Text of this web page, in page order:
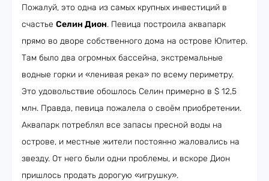
Пожалуй, это одна из самых крупных инвестиций в
счастье Селин Дион. Певица построила аквапарк
прямо во дворе собственного дома на острове Юпитер.
Там было два огромных бассейна, экстремальные
водные горки и «ленивая река» по всему периметру.
Это удовольствие обошлось Селин примерно в $ 12,5
млн. Правда, певица пожалела о своём приобретении.
Аквапарк потреблял все запасы пресной воды на
острове, и местные жители постоянно жаловались на
звезду. От него были одни проблемы, и вскоре Дион
пришлось продать дорогую «игрушку».